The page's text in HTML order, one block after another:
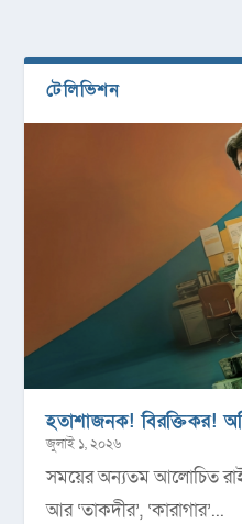
টেলিভিশন
হতাশাজনক! বিরক্তিকর!
জুলাই ১, ২০২৬
সময়ের অন্যতম আলোচিত
আর ‘তাকদীর’, ‘কারাগার’...